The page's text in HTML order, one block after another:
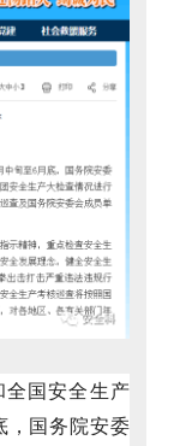
全国安全生产
，国务院安委